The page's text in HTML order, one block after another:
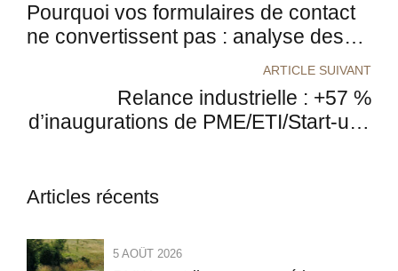
Pourquoi vos formulaires de contact
ne convertissent pas : analyse des
erreurs les plus fréquentesARTICLE SUIVANT
Relance industrielle : +57 %
d’inaugurations de PME/ETI/Start-ups
Articles récents
5 AOÛT 2026